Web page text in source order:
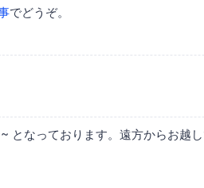
でどうぞ。
となっております。遠方からお越